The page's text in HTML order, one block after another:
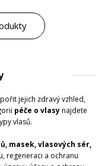
jejich zdravý vzhled,
péče o vlasynajdete
vlasů.
masek, vlasových sér,
regeneraci a ochranu